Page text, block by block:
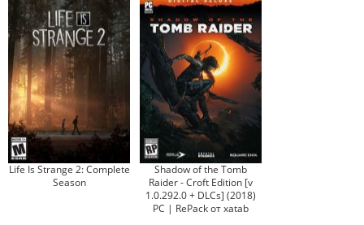
Life Is Strange 2: Complete
Season
Shadow of the Tomb
Raider - Croft Edition [v
1.0.292.0 + DLCs] (2018)
PC | RePack от xatab